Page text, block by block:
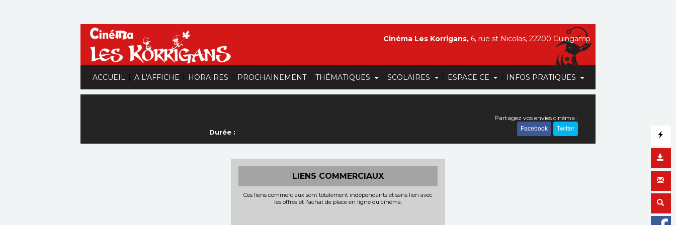
ACCUEIL | A L'AFFICHE | HORAIRES | PROCHAINEMENT | THÉMATIQUES | SCOLAIRES | ESPACE CE | INFOS PRATIQUES
Cinéma Les Korrigans, 6, rue st Nicolas, 22200 Guingamp
Durée :
Partagez vos envies cinéma :
Facebook Twitter
LIENS COMMERCIAUX
Ces liens commerciaux sont totalement indépendants et sans lien avec
les offres et l'achat de place en ligne du cinéma.